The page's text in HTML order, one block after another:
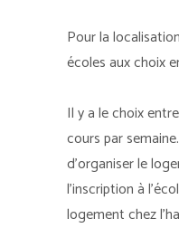
Pour la
écoles aux choix
Il y a le choix
cours par
d’organiser le
l’inscription à
logement chez